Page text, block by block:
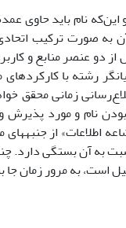
این‌که نام باید حاوی
صورت ترکیب
دو عنصر منابع و
رشته با
زمانی محقق
نام و مورد
اطلاعات» از
به آن بستگی دارد.
است، به مرور زمان